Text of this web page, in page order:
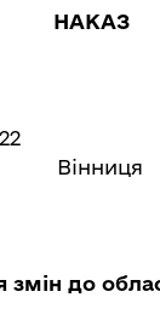
НАКАЗ
Вінниця
змін до